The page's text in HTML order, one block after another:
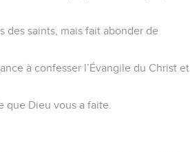
des saints, mais fait abonder de
à confesser l’Évangile du Christ et
que Dieu vous a faite.